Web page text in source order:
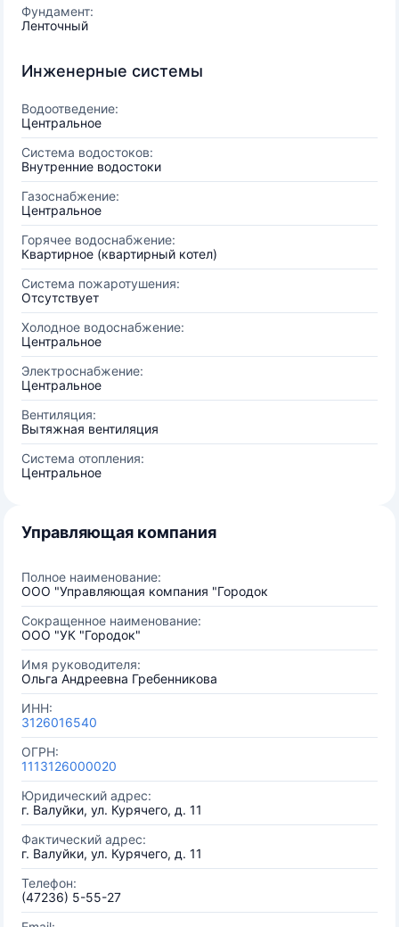
Фундамент:
Ленточный
Инженерные системы
Водоотведение:
Центральное
Система водостоков:
Внутренние водостоки
Газоснабжение:
Центральное
Горячее водоснабжение:
Квартирное (квартирный котел)
Система пожаротушения:
Отсутствует
Холодное водоснабжение:
Центральное
Электроснабжение:
Центральное
Вентиляция:
Вытяжная вентиляция
Система отопления:
Центральное
Управляющая компания
Полное наименование:
ООО "Управляющая компания "Городок
Сокращенное наименование:
ООО "УК "Городок"
Имя руководителя:
Ольга Андреевна Гребенникова
ИНН:
3126016540
ОГРН:
1113126000020
Юридический адрес:
г. Валуйки, ул. Курячего, д. 11
Фактический адрес:
г. Валуйки, ул. Курячего, д. 11
Телефон:
(47236) 5-55-27